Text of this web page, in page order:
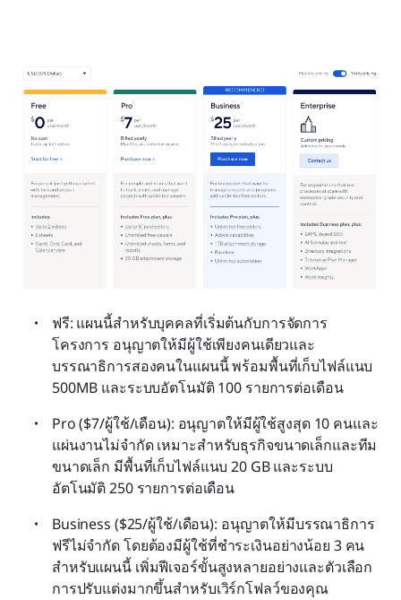
ฟรี: แผนนี้สำหรับบุคคลที่เริ่มต้นกับการจัดการ
โครงการ อนุญาตให้มีผู้ใช้เพียงคนเดียวและ
บรรณาธิการสองคนในแผนนี้ พร้อมพื้นที่เก็บไฟล์แนบ
500MB และระบบอัตโนมัติ 100 รายการต่อเดือน
Pro ($7/ผู้ใช้/เดือน): อนุญาตให้มีผู้ใช้สูงสุด 10 คนและ
แผ่นงานไม่จำกัด เหมาะสำหรับธุรกิจขนาดเล็กและทีม
ขนาดเล็ก มีพื้นที่เก็บไฟล์แนบ 20 GB และระบบ
อัตโนมัติ 250 รายการต่อเดือน
Business ($25/ผู้ใช้/เดือน): อนุญาตให้มีบรรณาธิการ
ฟรีไม่จำกัด โดยต้องมีผู้ใช้ที่ชำระเงินอย่างน้อย 3 คน
สำหรับแผนนี้ เพิ่มฟีเจอร์ขั้นสูงหลายอย่างและตัวเลือก
การปรับแต่งมากขึ้นสำหรับเวิร์กโฟลว์ของคุณ